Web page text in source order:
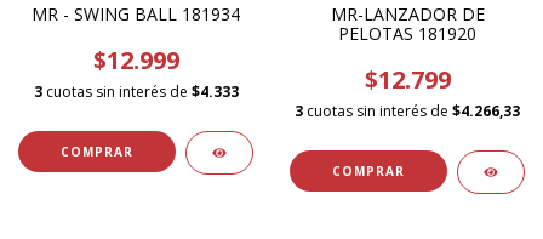
MR - SWING BALL 181934
$12.999
3 cuotas sin interés de $4.333
MR-LANZADOR DE
PELOTAS 181920
$12.799
3 cuotas sin interés de $4.266,33